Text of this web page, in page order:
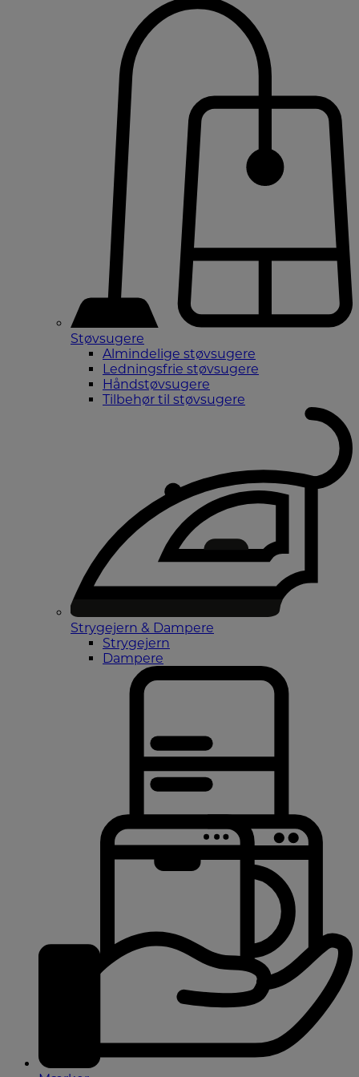
Støvsugere
Almindelige støvsugere
Ledningsfrie støvsugere
Håndstøvsugere
Tilbehør til støvsugere
Strygejern & Dampere
Strygejern
Dampere